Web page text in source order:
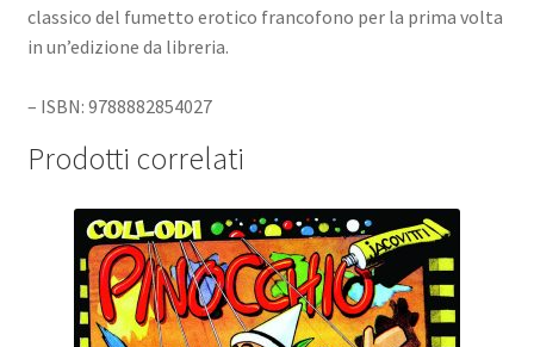
classico del fumetto erotico francofono per la prima volta
in un’edizione da libreria.
– ISBN: 9788882854027
Prodotti correlati